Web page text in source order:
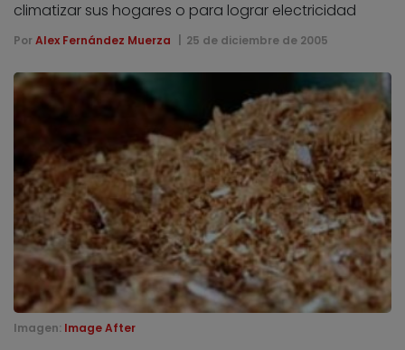
climatizar sus hogares o para lograr electricidad
Por Alex Fernández Muerza 25 de diciembre de 2005
Imagen: Image After